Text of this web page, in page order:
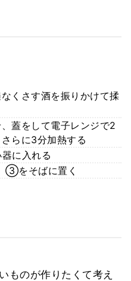
くさす酒を振りかけて揉
蓋をして電子レンジで2
らに3分加熱する
に入れる
③をそばに置く
ものが作りたくて考え